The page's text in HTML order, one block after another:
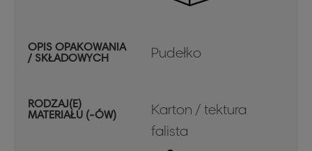
OPIS OPAKOWANIA
/ SKŁADOWYCH
Pudełko
RODZAJ(E)
MATERIAŁU (-ÓW)
Karton / tektura
falista